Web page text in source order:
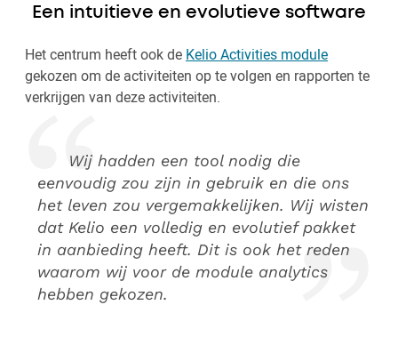
Een intuitieve en evolutieve software
Het centrum heeft ook de Kelio Activities module
gekozen om de activiteiten op te volgen en rapporten te
verkrijgen van deze activiteiten.
Wij hadden een tool nodig die
eenvoudig zou zijn in gebruik en die ons
het leven zou vergemakkelijken. Wij wisten
dat Kelio een volledig en evolutief pakket
in aanbieding heeft. Dit is ook het reden
waarom wij voor de module analytics
hebben gekozen.